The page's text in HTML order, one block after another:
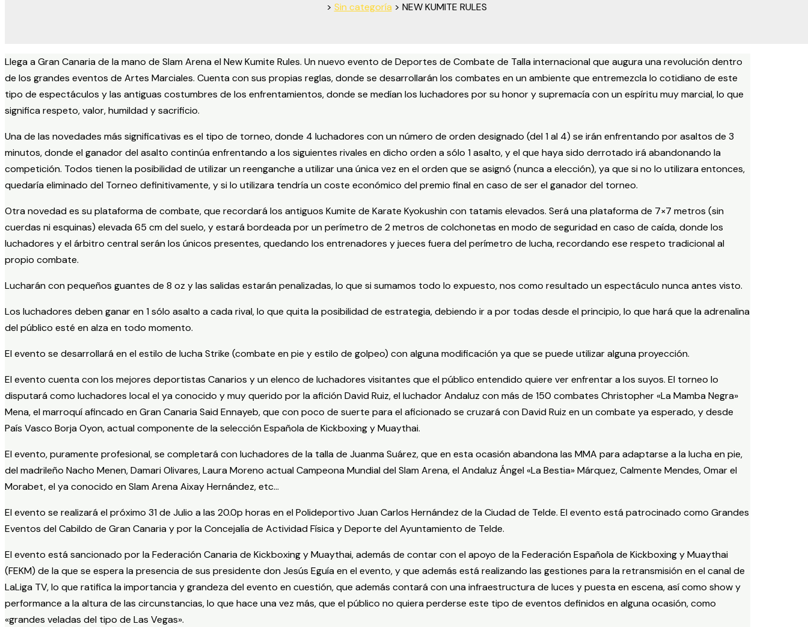
> Sin categoría > NEW KUMITE RULES
Llega a Gran Canaria de la mano de Slam Arena el New Kumite Rules. Un nuevo evento de Deportes de Combate de Talla internacional que augura una revolución dentro
de los grandes eventos de Artes Marciales. Cuenta con sus propias reglas, donde se desarrollarán los combates en un ambiente que entremezcla lo cotidiano de este
tipo de espectáculos y las antiguas costumbres de los enfrentamientos, donde se medían los luchadores por su honor y supremacía con un espíritu muy marcial, lo que
significa respeto, valor, humildad y sacrificio.
Una de las novedades más significativas es el tipo de torneo, donde 4 luchadores con un número de orden designado (del 1 al 4) se irán enfrentando por asaltos de 3
minutos, donde el ganador del asalto continúa enfrentando a los siguientes rivales en dicho orden a sólo 1 asalto, y el que haya sido derrotado irá abandonando la
competición. Todos tienen la posibilidad de utilizar un reenganche a utilizar una única vez en el orden que se asignó (nunca a elección), ya que si no lo utilizara entonces,
quedaría eliminado del Torneo definitivamente, y si lo utilizara tendría un coste económico del premio final en caso de ser el ganador del torneo.
Otra novedad es su plataforma de combate, que recordará los antiguos Kumite de Karate Kyokushin con tatamis elevados. Será una plataforma de 7×7 metros (sin
cuerdas ni esquinas) elevada 65 cm del suelo, y estará bordeada por un perímetro de 2 metros de colchonetas en modo de seguridad en caso de caída, donde los
luchadores y el árbitro central serán los únicos presentes, quedando los entrenadores y jueces fuera del perímetro de lucha, recordando ese respeto tradicional al
propio combate.
Lucharán con pequeños guantes de 8 oz y las salidas estarán penalizadas, lo que si sumamos todo lo expuesto, nos como resultado un espectáculo nunca antes visto.
Los luchadores deben ganar en 1 sólo asalto a cada rival, lo que quita la posibilidad de estrategia, debiendo ir a por todas desde el principio, lo que hará que la adrenalina
del público esté en alza en todo momento.
El evento se desarrollará en el estilo de lucha Strike (combate en pie y estilo de golpeo) con alguna modificación ya que se puede utilizar alguna proyección.
El evento cuenta con los mejores deportistas Canarios y un elenco de luchadores visitantes que el público entendido quiere ver enfrentar a los suyos. El torneo lo
disputará como luchadores local el ya conocido y muy querido por la afición David Ruiz, el luchador Andaluz con más de 150 combates Christopher «La Mamba Negra»
Mena, el marroquí afincado en Gran Canaria Said Ennayeb, que con poco de suerte para el aficionado se cruzará con David Ruiz en un combate ya esperado, y desde
País Vasco Borja Oyon, actual componente de la selección Española de Kickboxing y Muaythai.
El evento, puramente profesional, se completará con luchadores de la talla de Juanma Suárez, que en esta ocasión abandona las MMA para adaptarse a la lucha en pie,
del madrileño Nacho Menen, Damari Olivares, Laura Moreno actual Campeona Mundial del Slam Arena, el Andaluz Ángel «La Bestia» Márquez, Calmente Mendes, Omar el
Morabet, el ya conocido en Slam Arena Aixay Hernández, etc…
El evento se realizará el próximo 31 de Julio a las 20.0p horas en el Polideportivo Juan Carlos Hernández de la Ciudad de Telde. El evento está patrocinado como Grandes
Eventos del Cabildo de Gran Canaria y por la Concejalía de Actividad Física y Deporte del Ayuntamiento de Telde.
El evento está sancionado por la Federación Canaria de Kickboxing y Muaythai, además de contar con el apoyo de la Federación Española de Kickboxing y Muaythai
(FEKM) de la que se espera la presencia de sus presidente don Jesús Eguía en el evento, y que además está realizando las gestiones para la retransmisión en el canal de
LaLiga TV, lo que ratifica la importancia y grandeza del evento en cuestión, que además contará con una infraestructura de luces y puesta en escena, así como show y
performance a la altura de las circunstancias, lo que hace una vez más, que el público no quiera perderse este tipo de eventos definidos en alguna ocasión, como
«grandes veladas del tipo de Las Vegas».